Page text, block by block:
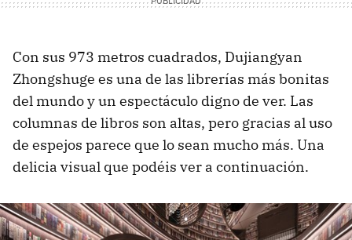
Con sus 973 metros cuadrados, Dujiangyan
Zhongshuge es una de las librerías más bonitas
del mundo y un espectáculo digno de ver. Las
columnas de libros son altas, pero gracias al uso
de espejos parece que lo sean mucho más. Una
delicia visual que podéis ver a continuación.